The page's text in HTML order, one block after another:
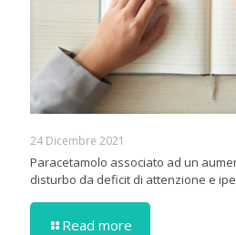
24 Dicembre 2021
Paracetamolo associato ad un
disturbo da deficit di attenzione e
Read more